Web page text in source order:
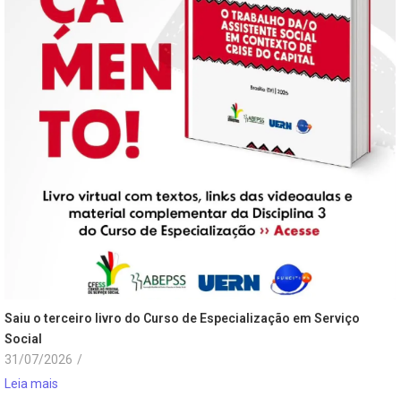
Saiu o terceiro livro do Curso de Especialização em Serviço
Social
31/07/2026 /
Leia mais